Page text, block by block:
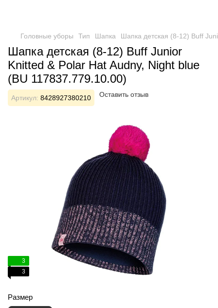
Головные уборы Тип Шапка Шапка детская (8-12) Buff
Шапка детская (8-12) Buff Junior
Knitted & Polar Hat Audny, Night blue
(BU 117837.779.10.00)
Артикул: 8428927380210 Оставить отзыв
3
3
Размер